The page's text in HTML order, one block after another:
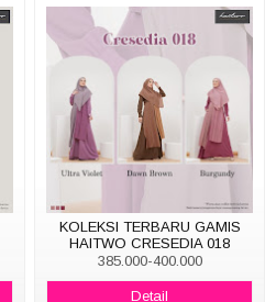
KOLEKSI TERBARU GAMIS
HAITWO CRESEDIA 018
385.000-400.000
Detail